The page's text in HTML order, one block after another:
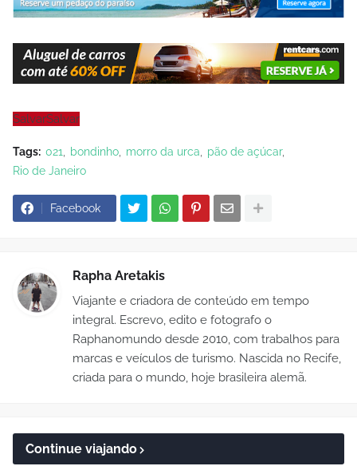
SalvarSalvar
Tags: 021 bondinho morro da urca
pão de açúcar
Rio de Janeiro
Facebook
Rapha Aretakis
Viajante e criadora de conteúdo em tempo
integral. Escrevo, edito e fotografo o
Raphanomundo desde 2010, com trabalhos para
marcas e veículos de turismo. Nascida no Recife,
criada para o mundo, hoje brasileira alemã.
Continue viajando